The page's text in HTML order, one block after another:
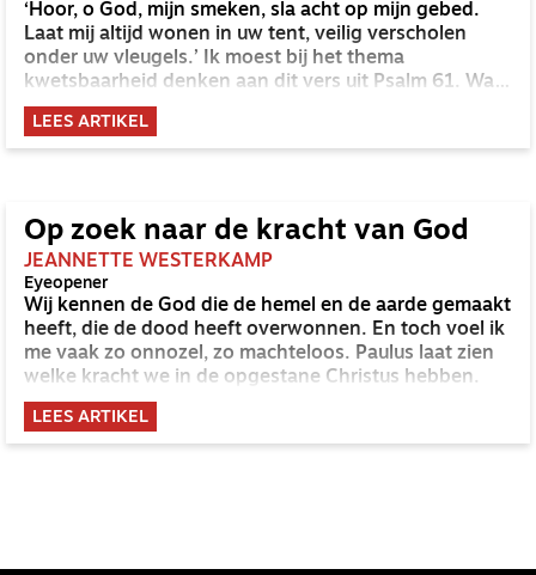
‘Hoor, o God, mijn smeken, sla acht op mijn gebed.
Laat mij altijd wonen in uw tent, veilig verscholen
onder uw vleugels.’ Ik moest bij het thema
kwetsbaarheid denken aan dit vers uit Psalm 61. Wat
betekent het dat Gods kracht zichtbaar wordt in
kwetsbaarheid? En ervaar je dat ook zo als je zelf in
een kwetsbare positie terechtkomt?
LEES ARTIKEL
Op zoek naar de kracht van God
JEANNETTE WESTERKAMP
Eyeopener
Wij kennen de God die de hemel en de aarde gemaakt
heeft, die de dood heeft overwonnen. En toch voel ik
me vaak zo onnozel, zo machteloos. Paulus laat zien
welke kracht we in de opgestane Christus hebben.
LEES ARTIKEL